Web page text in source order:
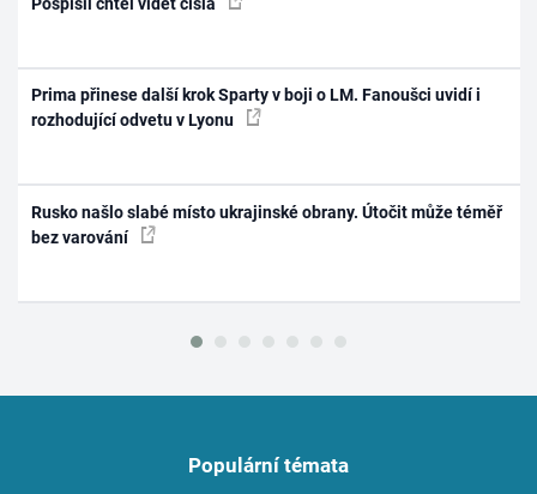
Prima přinese další krok Sparty v boji o LM. Fanoušci uvidí i
rozhodující odvetu v Lyonu
Rusko našlo slabé místo ukrajinské obrany. Útočit může téměř
bez varování
Populární témata